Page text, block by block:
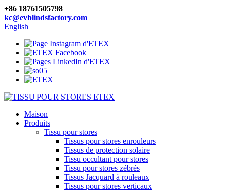
+86 18761505798
kc@evblindsfactory.com
English
Maison
Produits
Tissu pour stores
Tissus pour stores enrouleurs
Tissus de protection solaire
Tissu occultant pour stores
Tissu pour stores zébrés
Tissus Jacquard à rouleaux
Tissus pour stores verticaux